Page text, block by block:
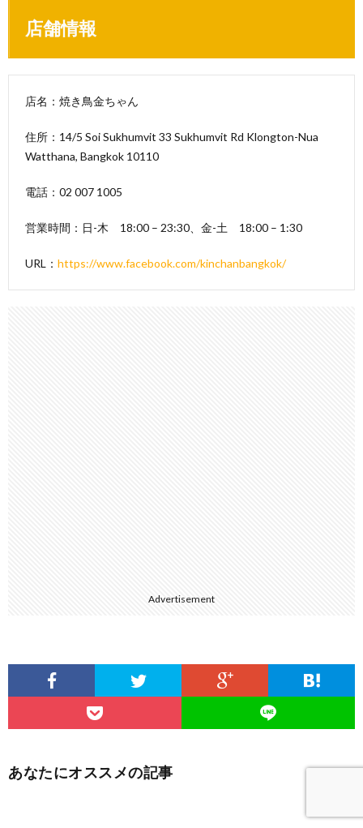
店舗情報
店名：焼き鳥金ちゃん
住所：14/5 Soi Sukhumvit 33 Sukhumvit Rd Klongton-Nua
Watthana, Bangkok 10110
電話：02 007 1005
営業時間：日-木 18:00 – 23:30、金-土 18:00 – 1:30
URL： https://www.facebook.com/kinchanbangkok/
Advertisement
あなたにオススメの記事